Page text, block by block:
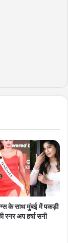
के साथ मुंबई में पकड़ी
रनर अप हर्षा सनी